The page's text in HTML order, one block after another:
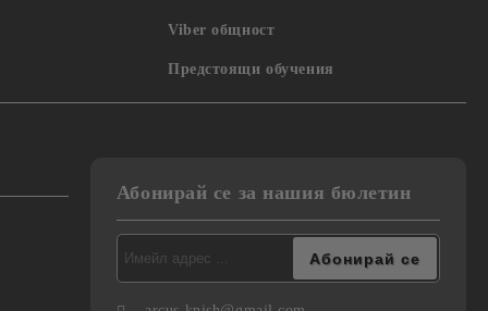
Viber общност
Предстоящи обучения
Абонирай се за нашия бюлетин